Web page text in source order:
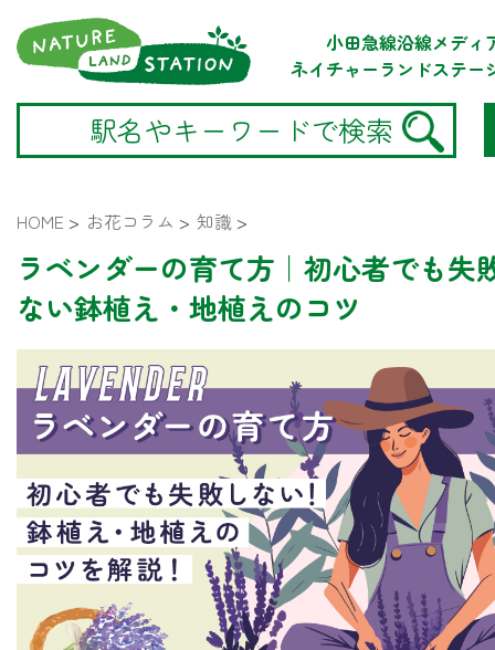
小田急線沿線メディ
ネイチャーランドステー
HOME > お花コラム > 知識 >
ラベンダーの育て方｜初心者でも失
ない鉢植え・地植えのコツ